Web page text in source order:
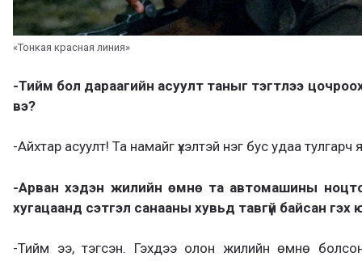
«Тонкая красная линия»
-Тийм бол дараагийн асуулт таныг тэгтлээ
вэ?
-Айхтар асуулт! Та намайг үхэлтэй нэг бус удаа
-Арван хэдэн жилийн өмнө та автомашины
хугацаанд сэтгэл санааны хувьд тавгүй байсан гэх
-Тийм ээ, тэгсэн. Гэхдээ олон жилийн өмнө